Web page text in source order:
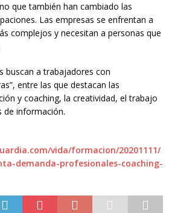
que también han cambiado las
Las empresas se enfrentan a
complejos y necesitan a personas que
buscan a trabajadores con
entre las que destacan las
y coaching, la creatividad, el trabajo
de información.
vida/formacion/20201111/
demanda-profesionales-coaching-